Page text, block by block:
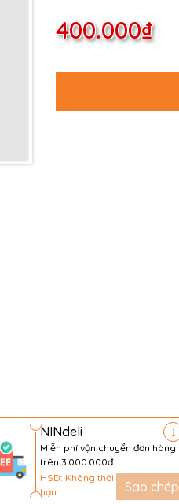
400.000₫
NINdeli
Miễn phí vận chuyển đơn hàng
trên 3.000.000đ
HSD: Không thời
hạn
Sao chép